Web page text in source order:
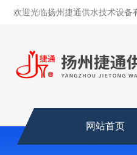
欢迎光临扬州捷通供水技术设备
网站首页